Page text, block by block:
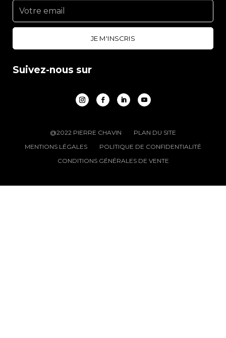
Suivez-nous sur
@2022 PIERRE CHAVIN
PLAN DU SITE
MENTIONS LÉGALES
POLITIQUE DE CONFIDENTIALITÉ
CONDITIONS GÉNÉRALES DE VENTE